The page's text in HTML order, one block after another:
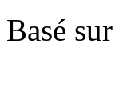
Basé sur